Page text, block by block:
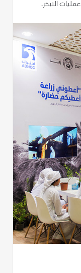
التبخر.